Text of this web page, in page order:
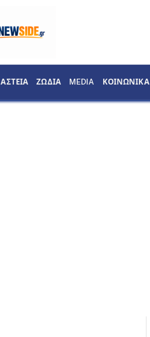
ΑΣΤΕΙΑ ΖΩΔΙΑ MEDIA ΚΟΙΝΩΝΙΚΑ